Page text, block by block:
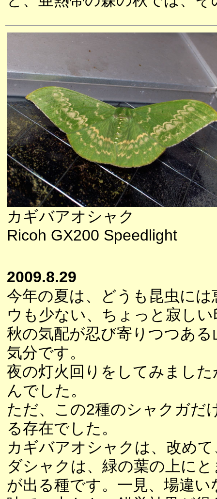
カギバアオシャク
Ricoh GX200 Speedlight
2009.8.29
今年の夏は、どうも昆虫に
ウも少ない、ちょっと寂し
秋の気配が忍び寄りつつあ
気分です。
夜の灯火回りをしてみまし
んでした。
ただ、この2種のシャクガだ
る存在でした。
カギバアオシャクは、改め
ダシャクは、緑の葉の上に
が出る種です。一見、場違